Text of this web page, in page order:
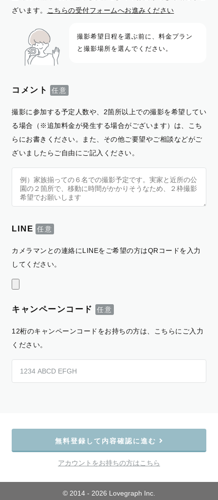
ざいます。
こちらの受付フォームへお進みください
撮影希望日程を選ぶ前に、料金プラン
と撮影場所を選んでください。
コメント
撮影に参加する予定人数や、2箇所以上での撮影を希望してい
る場合（※追加料金が発生する場合がございます）は、こち
らにお書きください。また、その他ご要望やご相談などがご
ざいましたらご自由にご記入ください。
LINE
カメラマンとの連絡にLINEをご希望の方はQRコードを入力
してください。
キャンペーンコード
12桁のキャンペーンコードをお持ちの方は、こちらにご入力
ください。
無料登録して内容確認に進む
アカウントをお持ちの方はこちら
© 2014 - 2026 Lovegraph Inc.